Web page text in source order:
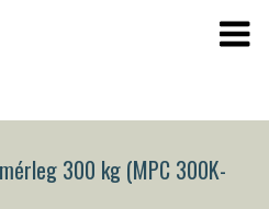
300 kg (MPC 300K-